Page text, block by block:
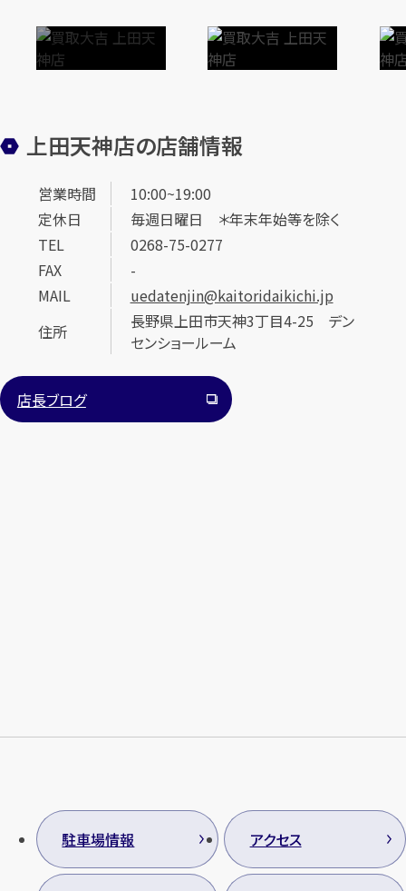
上田天神店の店舗情報
営業時間
10:00~19:00
定休日
毎週日曜日 ＊年末年始等を除く
TEL
0268-75-0277
FAX
-
MAIL
uedatenjin@kaitoridaikichi.jp
住所
長野県上田市天神3丁目4-25 デン
センショールーム
店長ブログ
駐車場情報 アクセス